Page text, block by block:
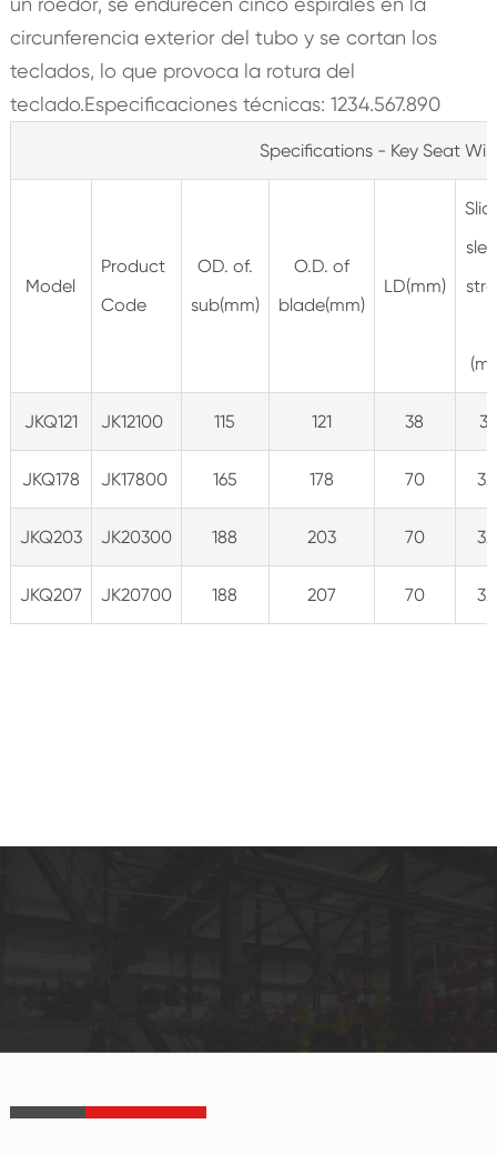
circunferencia exterior del tubo y se cortan los
teclados, lo que provoca la rotura del
teclado.Especificaciones técnicas: 1234.567.890
Specifications - Key Seat
Model
Product
Code
OD. of.
sub(mm)
O.D. of
blade(mm)
LD(mm)
JKQ121 JK12100 115 121 38
JKQ178 JK17800 165 178 70
JKQ203 JK20300 188 203 70
JKQ207 JK20700 188 207 70